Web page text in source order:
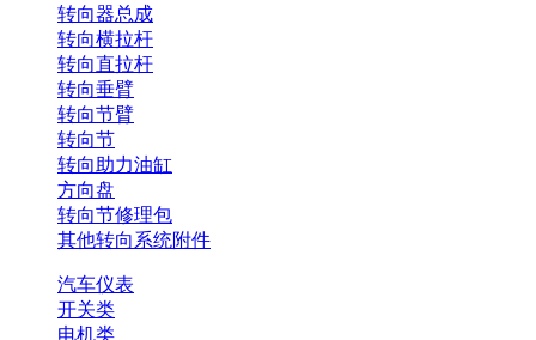
转向器总成
转向横拉杆
转向直拉杆
转向垂臂
转向节臂
转向节
转向助力油缸
方向盘
转向节修理包
其他转向系统附件
汽车仪表
开关类
电机类